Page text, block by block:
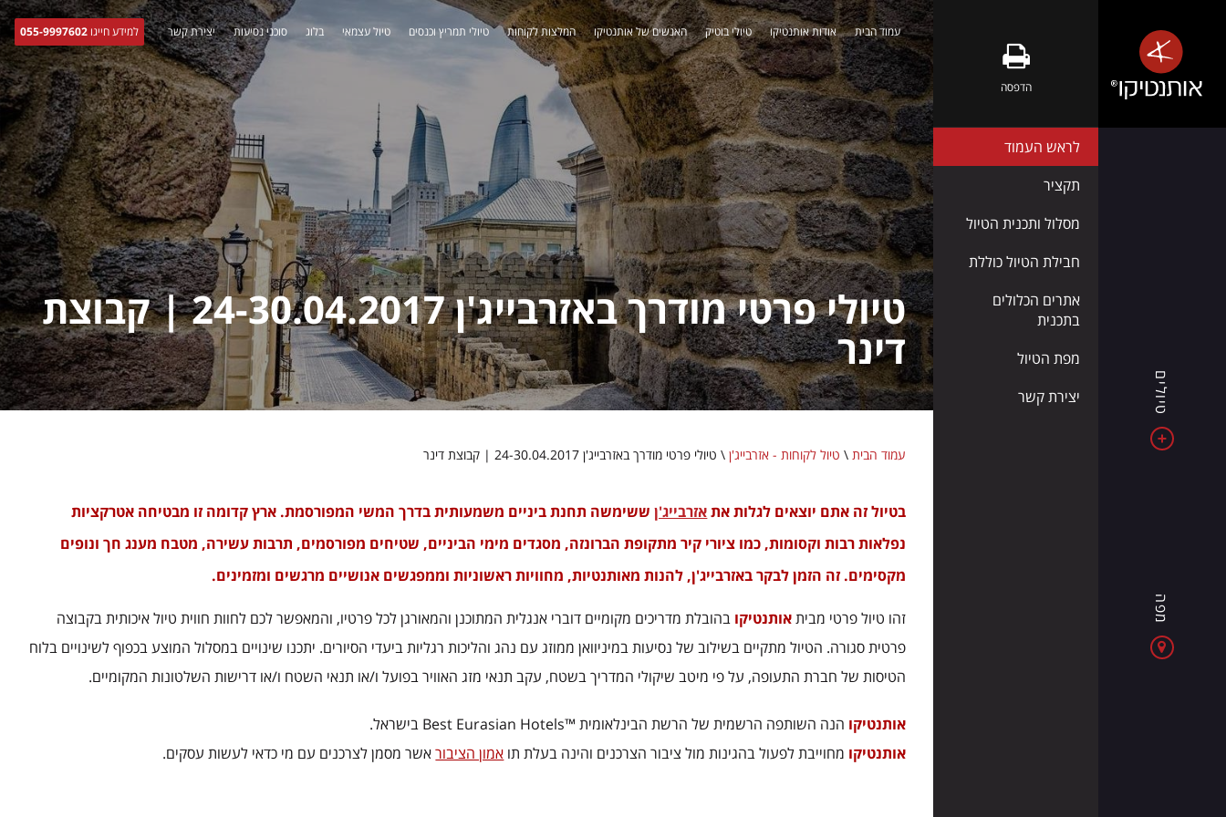
טיולים
מפה
אלבניה
-
פראי,
אלבניה
מרשימים
חדשות
לראש העמוד
תקציר
מסלול ותכנית הטיול
חבילת הטיול כוללת
אתרים הכלולים
בתכנית
מפת הטיול
יצירת קשר
הדפסה
עמוד הבית אודות אותנטיקו טיולי בוטיק האנשים של אותנטיקו המלצות לקוחות טיולי תמריץ וכנסים טיול עצמאי בלוג סוכני נסיעות יצירת קשר למידע חייגו 055-9997602
טיולי פרטי מודרך באזרבייג'ן 24-30.04.2017 | קבוצת
דינר
עמוד הבית\ טיול לקוחות - אזרבייג'ן\ טיולי פרטי מודרך באזרבייג'ן 24-30.04.2017 | קבוצת דינר
בטיול זה אתם יוצאים לגלות אתאזרבייג'ן ששימשה תחנת ביניים משמעותית בדרך המשי המפורסמת. ארץ קדומה זו מבטיחה אטרקציות
נפלאות רבות וקסומות, כמו ציורי קיר מתקופת הברונזה, מסגדים מימי הביניים, שטיחים מפורסמים, תרבות עשירה, מטבח מענג חך ונופים
מקסימים. זה הזמן לבקר באזרבייג'ן, להנות מאותנטיות, מחוויות ראשוניות וממפגשים אנושיים מרגשים ומזמינים.
זהו טיול פרטי מביתאותנטיקו בהובלת מדריכים מקומיים דוברי אנגלית המתוכנן והמאורגן לכל פרטיו, והמאפשר לכם לחוות חווית טיול איכותית בקבוצה
פרטית סגורה. הטיול מתקיים בשילוב של נסיעות במיניוואן ממוזג עם נהג והליכות רגליות ביעדי הסיורים. יתכנו שינויים במסלול המוצע בכפוף לשינויים בלוח
הטיסות של חברת התעופה, על פי מיטב שיקולי המדריך בשטח, עקב תנאי מזג האוויר בפועל ו/או תנאי השטח ו/או דרישות השלטונות המקומיים.
אותנטיקו הנה השותפה הרשמית של הרשת הבינלאומית ™Best Eurasian Hotels בישראל.
אותנטיקו מחוייבת לפעול בהגינות מול ציבור הצרכנים והינה בעלת תו אמון הציבוראשר מסמן לצרכנים עם מי כדאי לעשות עסקים.